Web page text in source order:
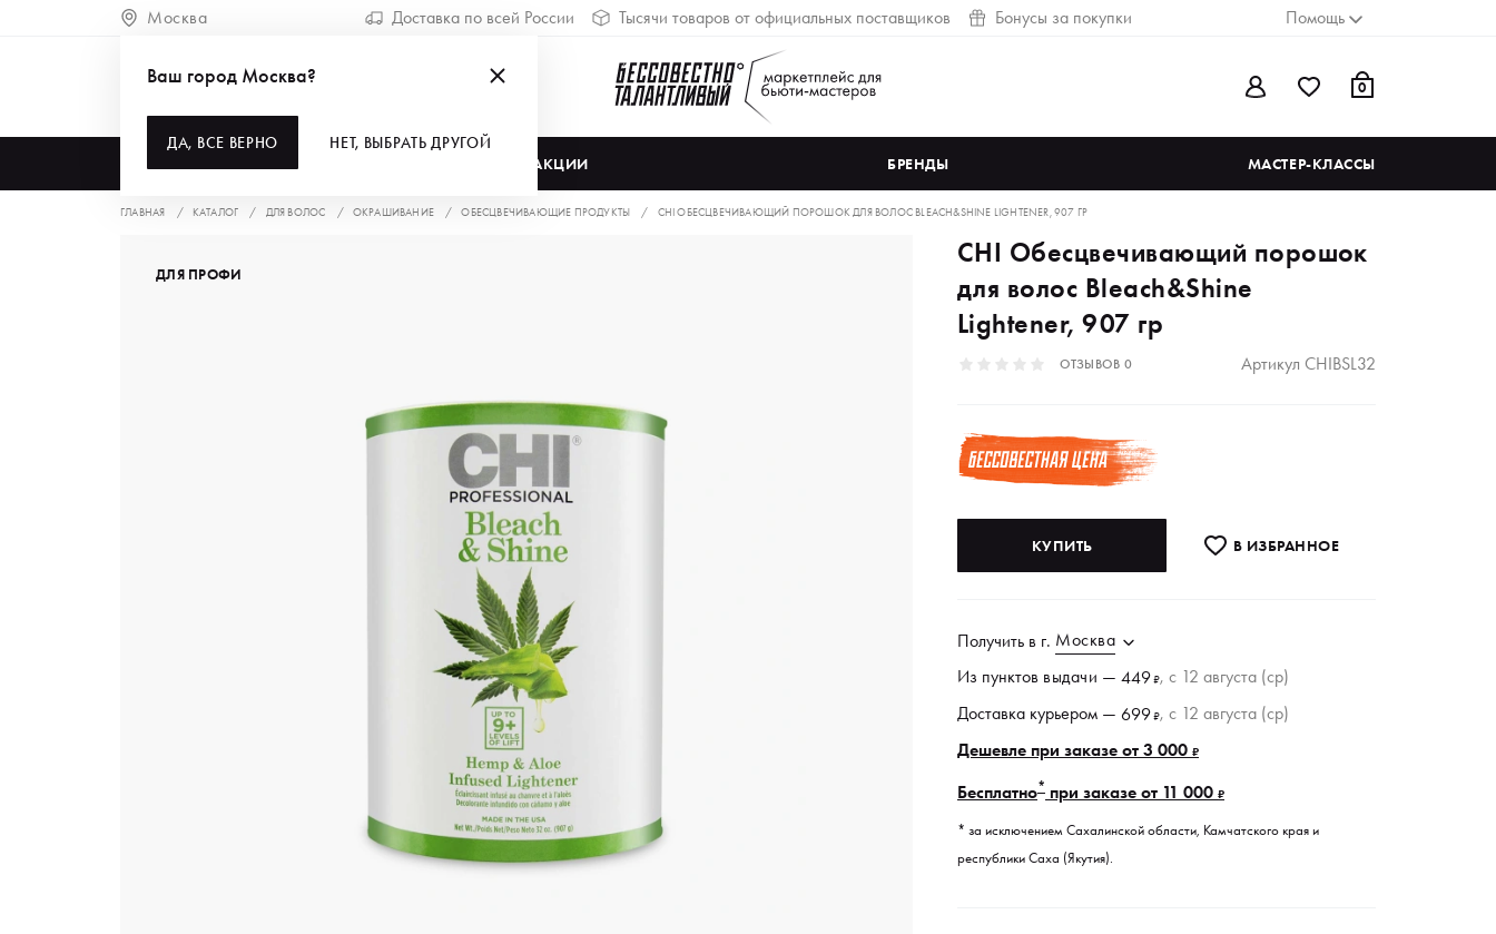
Москва Доставка по всей России Тысячи товаров от официальных поставщиков Бонусы за покупки Помощь
0
АКЦИИ БРЕНДЫ МАСТЕР-КЛАССЫ
Ваш город Москва?
ДА, ВСЕ ВЕРНО НЕТ, ВЫБРАТЬ ДРУГОЙ
ГЛАВНАЯ КАТАЛОГ ДЛЯ ВОЛОС ОКРАШИВАНИЕ ОБЕСЦВЕЧИВАЮЩИЕ ПРОДУКТЫ CHI ОБЕСЦВЕЧИВАЮЩИЙ ПОРОШОК ДЛЯ ВОЛОС BLEACH&SHINE LIGHTENER, 907 ГР
ДЛЯ ПРОФИ
CHI Обесцвечивающий порошок
для волос Bleach&Shine
Lightener, 907 гр
ОТЗЫВОВ 0 Артикул CHIBSL32
КУПИТЬ В ИЗБРАННОE
Получить в г. Москва
Из пунктов выдачи —449₽, c 12 августа (ср)
Доставка курьером —699₽, c 12 августа (ср)
Дешевле при заказе от 3 000₽
Бесплатно* при заказе от 11 000₽
* за исключением Сахалинской области, Камчатского края и
республики Саха (Якутия).